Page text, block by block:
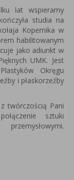
lat wspieramy
kończyła studia na
Kopernika w
habilitowanym
jako adiunkt w
UMK. Jest
Okręgu
i płaskorzeźby
twórczością Pani
sztuki